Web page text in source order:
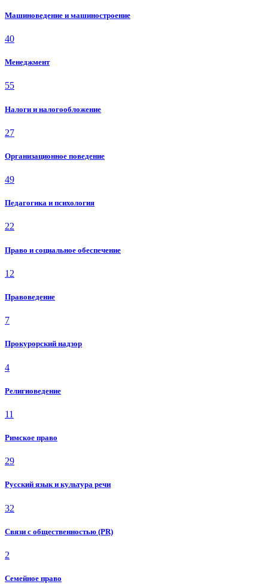
Машиноведение и машиностроение
40
Менеджмент
55
Налоги и налогообложение
27
Организационное поведение
49
Педагогика и психология
22
Право и социальное обеспечение
12
Правоведение
7
Прокурорский надзор
4
Религиоведение
11
Римское право
29
Русский язык и культура речи
32
Связи с общественностью (PR)
2
Семейное право